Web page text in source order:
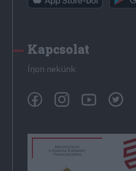
Kapcsolat
Írjon nekünk